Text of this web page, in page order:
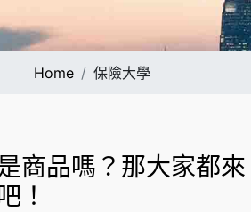
Home 保險大學
商品嗎？那大家都來
！